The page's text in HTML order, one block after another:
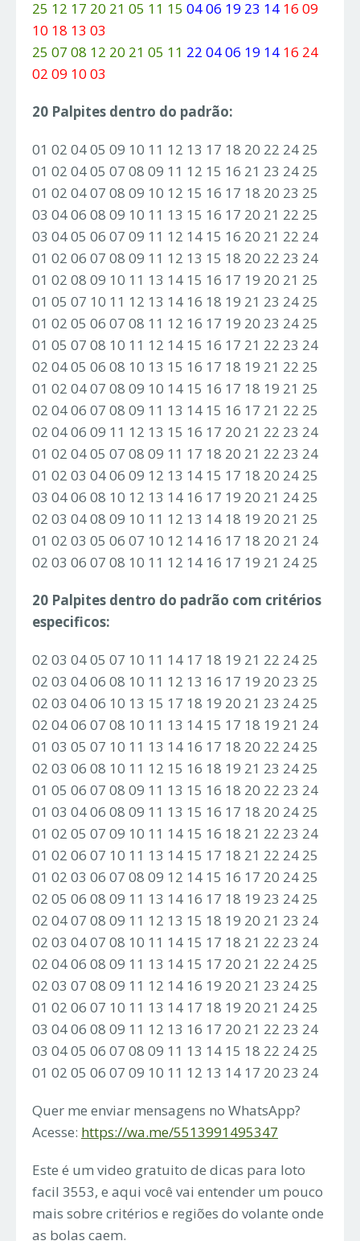
25 12 17 20 21 05 11 15 04 06 19 23 14 16 09
10 18 13 03
25 07 08 12 20 21 05 11 22 04 06 19 14 16 24
02 09 10 03
20 Palpites dentro do padrão:
01 02 04 05 09 10 11 12 13 17 18 20 22 24 25
01 02 04 05 07 08 09 11 12 15 16 21 23 24 25
01 02 04 07 08 09 10 12 15 16 17 18 20 23 25
03 04 06 08 09 10 11 13 15 16 17 20 21 22 25
03 04 05 06 07 09 11 12 14 15 16 20 21 22 24
01 02 06 07 08 09 11 12 13 15 18 20 22 23 24
01 02 08 09 10 11 13 14 15 16 17 19 20 21 25
01 05 07 10 11 12 13 14 16 18 19 21 23 24 25
01 02 05 06 07 08 11 12 16 17 19 20 23 24 25
01 05 07 08 10 11 12 14 15 16 17 21 22 23 24
02 04 05 06 08 10 13 15 16 17 18 19 21 22 25
01 02 04 07 08 09 10 14 15 16 17 18 19 21 25
02 04 06 07 08 09 11 13 14 15 16 17 21 22 25
02 04 06 09 11 12 13 15 16 17 20 21 22 23 24
01 02 04 05 07 08 09 11 17 18 20 21 22 23 24
01 02 03 04 06 09 12 13 14 15 17 18 20 24 25
03 04 06 08 10 12 13 14 16 17 19 20 21 24 25
02 03 04 08 09 10 11 12 13 14 18 19 20 21 25
01 02 03 05 06 07 10 12 14 16 17 18 20 21 24
02 03 06 07 08 10 11 12 14 16 17 19 21 24 25
20 Palpites dentro do padrão com critérios
especificos:
02 03 04 05 07 10 11 14 17 18 19 21 22 24 25
02 03 04 06 08 10 11 12 13 16 17 19 20 23 25
02 03 04 06 10 13 15 17 18 19 20 21 23 24 25
02 04 06 07 08 10 11 13 14 15 17 18 19 21 24
01 03 05 07 10 11 13 14 16 17 18 20 22 24 25
02 03 06 08 10 11 12 15 16 18 19 21 23 24 25
01 05 06 07 08 09 11 13 15 16 18 20 22 23 24
01 03 04 06 08 09 11 13 15 16 17 18 20 24 25
01 02 05 07 09 10 11 14 15 16 18 21 22 23 24
01 02 06 07 10 11 13 14 15 17 18 21 22 24 25
01 02 03 06 07 08 09 12 14 15 16 17 20 24 25
02 05 06 08 09 11 13 14 16 17 18 19 23 24 25
02 04 07 08 09 11 12 13 15 18 19 20 21 23 24
02 03 04 07 08 10 11 14 15 17 18 21 22 23 24
02 04 06 08 09 11 13 14 15 17 20 21 22 24 25
02 03 07 08 09 11 12 14 16 19 20 21 23 24 25
01 02 06 07 10 11 13 14 17 18 19 20 21 24 25
03 04 06 08 09 11 12 13 16 17 20 21 22 23 24
03 04 05 06 07 08 09 11 13 14 15 18 22 24 25
01 02 05 06 07 09 10 11 12 13 14 17 20 23 24
Quer me enviar mensagens no WhatsApp?
Acesse: https://wa.me/5513991495347
Este é um video gratuito de dicas para loto
facil 3553, e aqui você vai entender um pouco
mais sobre critérios e regiões do volante onde
as bolas caem.